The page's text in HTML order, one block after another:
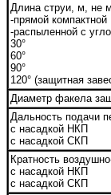
Длина струи, м, не
-прямой компактной
-распыленной с
30°
60°
90°
120° (защитная
Диаметр факела
Дальность подачи
с насадкой НКП
с насадкой СКП
Кратность
с насадкой НКП
с насадкой СКП